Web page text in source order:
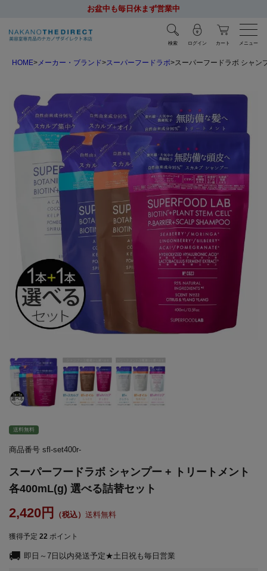
お盆中も毎日休まず営業中
検索 ログイン カート メニュー
HOME メーカー・ブランド スーパーフードラボ スーパーフードラボ シャン
送料無料
商品番号 sfl-set400r-
スーパーフードラボ シャンプー + トリートメント
各400mL(g) 選べる詰替セット
2,420 送料無料
獲得予定 22 ポイント
即日～7日以内発送予定★土日祝も毎日営業